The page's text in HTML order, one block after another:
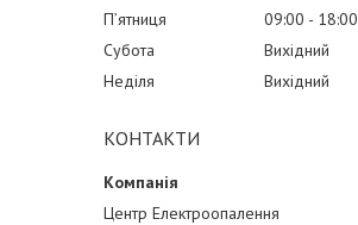
Пʼятниця
09:00
18:00
Субота
Вихідний
Неділя
Вихідний
КОНТАКТИ
Центр Електроопалення